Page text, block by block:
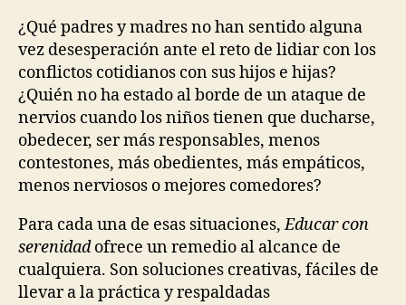
¿Qué padres y madres no han sentido alguna
vez desesperación ante el reto de lidiar con los
conflictos cotidianos con sus hijos e hijas?
¿Quién no ha estado al borde de un ataque de
nervios cuando los niños tienen que ducharse,
obedecer, ser más responsables, menos
contestones, más obedientes, más empáticos,
menos nerviosos o mejores comedores?
Para cada una de esas situaciones,Educar con
serenidadofrece un remedio al alcance de
cualquiera. Son soluciones creativas, fáciles de
llevar a la práctica y respaldadas